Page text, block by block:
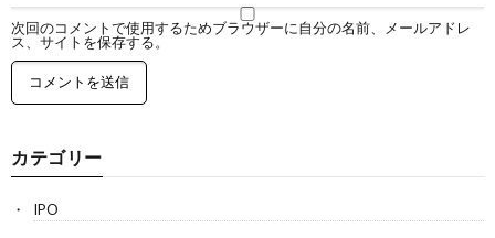
次回のコメントで使用するためブラウザーに自分の名前、メールアドレ
ス、サイトを保存する。
カテゴリー
IPO